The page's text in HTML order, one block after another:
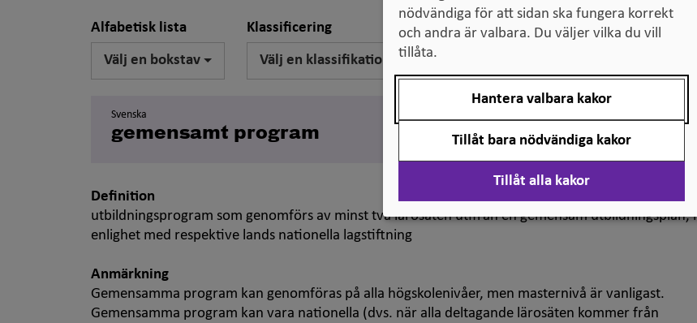
Alfabetisk lista
Välj en bokstav
Klassificering
Välj en klassifikation
Svenska
gemensamt program joint programme
Definition
utbildningsprogram som genomförs av minst två lärosäten utifrån en gemensam utbildningsplan, i
enlighet med respektive lands nationella lagstiftning
Anmärkning
Gemensamma program kan genomföras på alla högskolenivåer, men masternivå är vanligast.
Gemensamma program kan vara nationella (dvs. när alla deltagande lärosäten kommer från
nödvändiga för att sidan ska fungera korrekt
och andra är valbara. Du väljer vilka du vill
tillåta.
Hantera valbara kakor
Tillåt bara nödvändiga kakor
Tillåt alla kakor